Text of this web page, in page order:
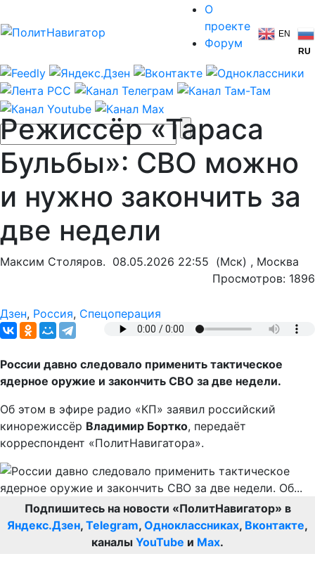
О
проекте
Форум
EN
RU
Режиссёр «Тараса
Бульбы»: СВО можно
и нужно закончить за
две недели
Максим Столяров. 08.05.2026 22:55 (Мск) , Москва
Просмотров: 1896
Дзен, Россия, Спецоперация
России давно следовало применить тактическое
ядерное оружие и закончить СВО за две недели.
Об этом в эфире радио «КП» заявил российский
кинорежиссёр Владимир Бортко, передаёт
корреспондент «ПолитНавигатора».
Подпишитесь на новости «ПолитНавигатор» в
Яндекс.Дзен, Telegram, Одноклассниках, Вконтакте,
каналы YouTube и Max.